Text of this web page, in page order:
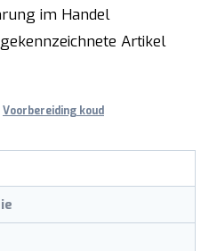
im Handel
Artikel
Voorbereiding koud